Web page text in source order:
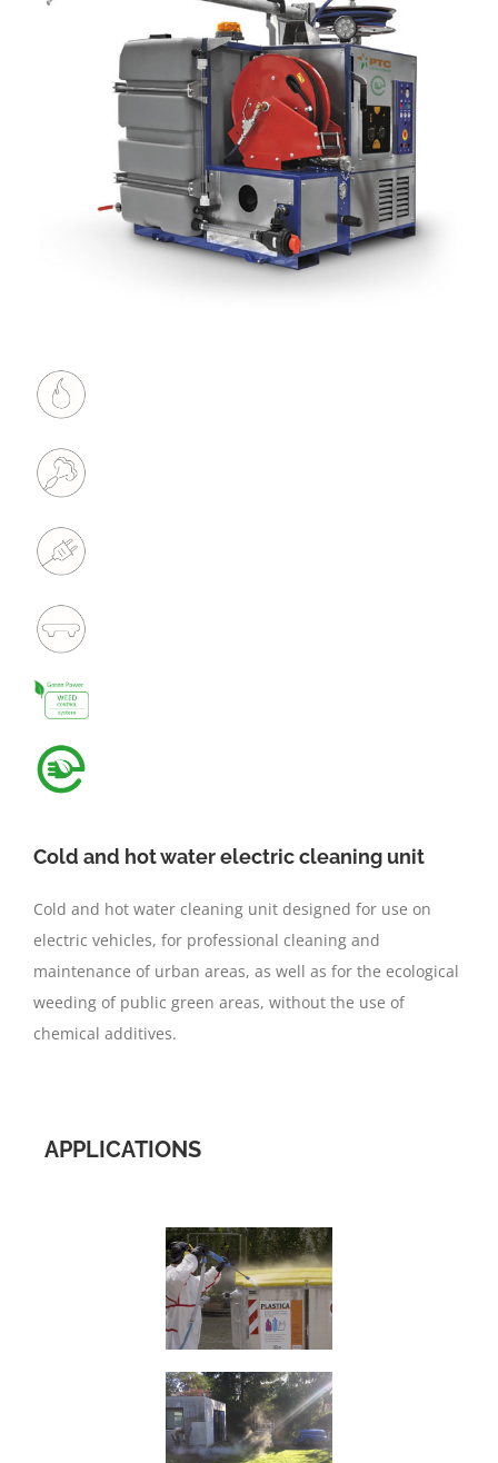
Cold and hot water electric cleaning unit
Cold and hot water cleaning unit designed for use on
electric vehicles, for professional cleaning and
maintenance of urban areas, as well as for the ecological
weeding of public green areas, without the use of
chemical additives.
APPLICATIONS